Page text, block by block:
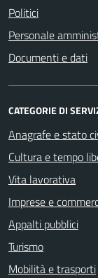
Politici
Personale
Documenti e dati
CATEGORIE DI
Anagrafe e stato
Cultura e tempo
Vita lavorativa
Imprese e
Appalti pubblici
Turismo
Mobilità e trasporti